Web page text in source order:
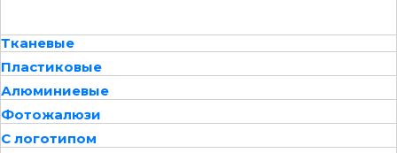
Тканевые
Пластиковые
Алюминиевые
Фотожалюзи
С логотипом